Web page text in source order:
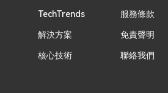
TechTrends ​服務條款
​解決方案 免責聲明
核心技術 聯絡我們